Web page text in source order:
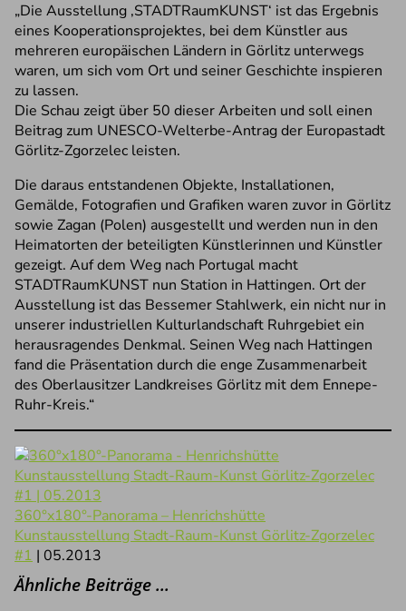
„Die Ausstellung ‚STADTRaumKUNST‘ ist das Ergebnis
eines Kooperationsprojektes, bei dem Künstler aus
mehreren europäischen Ländern in Görlitz unterwegs
waren, um sich vom Ort und seiner Geschichte inspieren
zu lassen.
Die Schau zeigt über 50 dieser Arbeiten und soll einen
Beitrag zum UNESCO-Welterbe-Antrag der Europastadt
Görlitz-Zgorzelec leisten.
Die daraus entstandenen Objekte, Installationen,
Gemälde, Fotografien und Grafiken waren zuvor in Görlitz
sowie Zagan (Polen) ausgestellt und werden nun in den
Heimatorten der beteiligten Künstlerinnen und Künstler
gezeigt. Auf dem Weg nach Portugal macht
STADTRaumKUNST nun Station in Hattingen. Ort der
Ausstellung ist das Bessemer Stahlwerk, ein nicht nur in
unserer industriellen Kulturlandschaft Ruhrgebiet ein
herausragendes Denkmal. Seinen Weg nach Hattingen
fand die Präsentation durch die enge Zusammenarbeit
des Oberlausitzer Landkreises Görlitz mit dem Ennepe-
Ruhr-Kreis.“
360°x180°-Panorama – Henrichshütte
Kunstausstellung Stadt-Raum-Kunst Görlitz-Zgorzelec
#1 | 05.2013
Ähnliche Beiträge …